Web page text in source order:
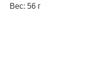
Вес: 56 г